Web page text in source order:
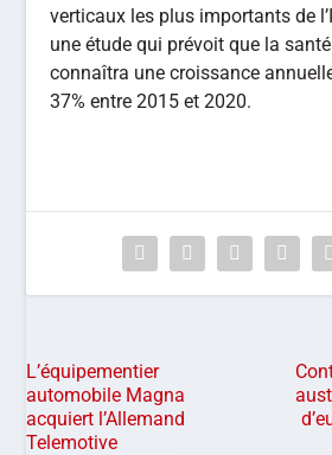
verticaux les plus importants de
une étude qui prévoit que la
connaîtra une croissance
37% entre 2015 et 2020.
L’équipementier
automobile Magna
acquiert l’Allemand
Telemotive